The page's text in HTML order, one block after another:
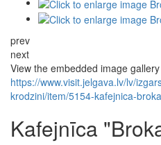
prev
next
View the embedded image
https://www.visit.jelgava.lv/lv/
krodzini/item/5154-kafejnica-
Kafejnīca